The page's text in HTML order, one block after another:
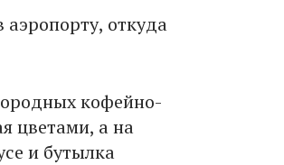
откуда
кофейно-
цветами, а на
и бутылка